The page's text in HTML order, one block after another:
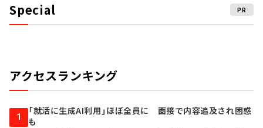
Special PR
アクセスランキング
1
「就活に生成AI利用」ほぼ全員に 面接で内容追及され困惑
も